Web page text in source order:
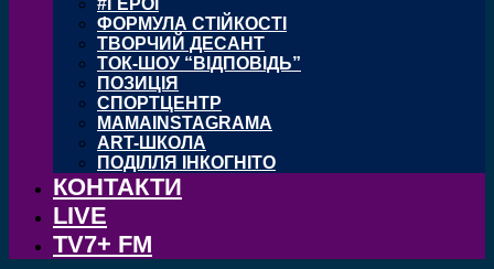
#ГЕРОЇ
ФОРМУЛА СТІЙКОСТІ
ТВОРЧИЙ ДЕСАНТ
ТОК-ШОУ “ВІДПОВІДЬ”
ПОЗИЦІЯ
СПОРТЦЕНТР
MAMAINSTAGRAMA
ART-ШКОЛА
ПОДІЛЛЯ ІНКОГНІТО
КОНТАКТИ
LIVE
TV7+ FM